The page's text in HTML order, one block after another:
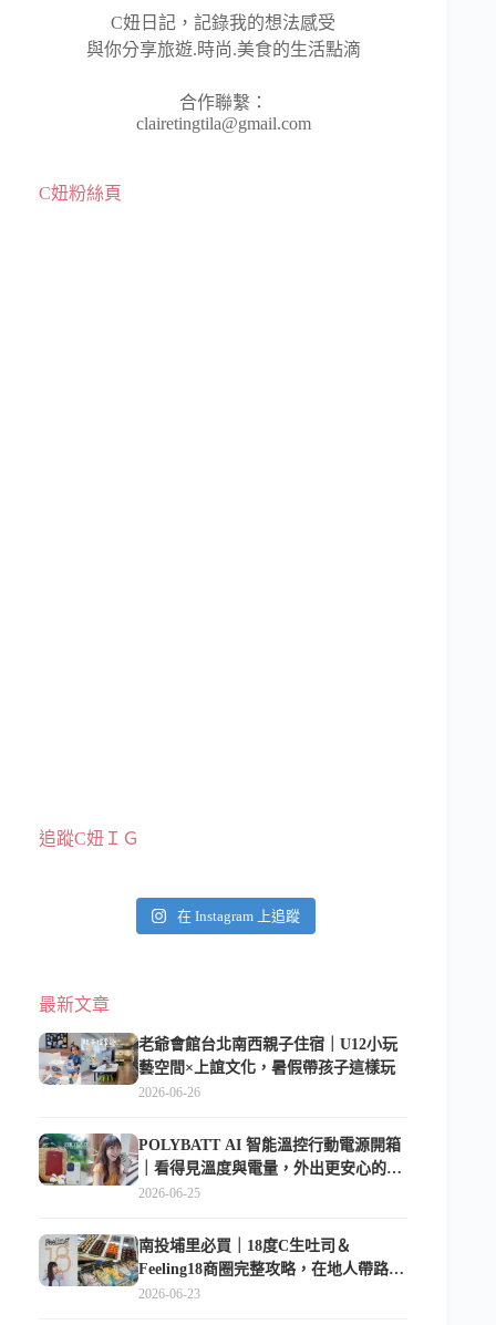
C妞日記，記錄我的想法感受
與你分享旅遊.時尚.美食的生活點滴
合作聯繫：
clairetingtila@gmail.com
C妞粉絲頁
追蹤C妞ＩＧ
在 Instagram 上追蹤
最新文章
老爺會館台北南西親子住宿｜U12小玩
藝空間×上誼文化，暑假帶孩子這樣玩
2026-06-26
POLYBATT AI 智能溫控行動電源開箱
｜看得見溫度與電量，外出更安心的
10000mAh 行動電源
2026-06-25
南投埔里必買｜18度C生吐司＆
Feeling18商圈完整攻略，在地人帶路這
樣逛
2026-06-23